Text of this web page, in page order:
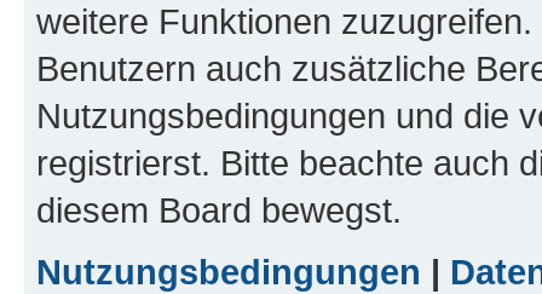
weitere Funktionen
Benutzern auch zusätzliche
Nutzungsbedingungen und die
registrierst. Bitte beachte auch
diesem Board bewegst.
Nutzungsbedingungen |